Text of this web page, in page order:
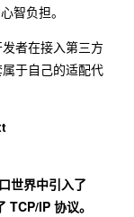
智负担。
者在接入第三方
于自己的适配代
世界中引入了
TCP/IP 协议。